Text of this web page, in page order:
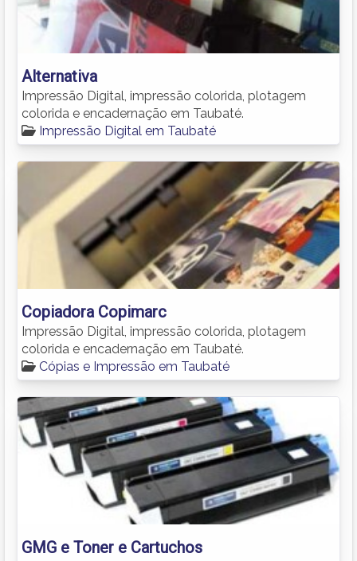
Alternativa
Impressão Digital, impressão colorida, plotagem
colorida e encadernação em Taubaté.
Impressão Digital em Taubaté
Copiadora Copimarc
Impressão Digital, impressão colorida, plotagem
colorida e encadernação em Taubaté.
Cópias e Impressão em Taubaté
GMG e Toner e Cartuchos